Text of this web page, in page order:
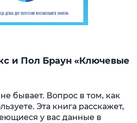
и Пол Браун «Ключевые
бывает. Вопрос в том, как
Эта книга расскажет,
у вас данные в